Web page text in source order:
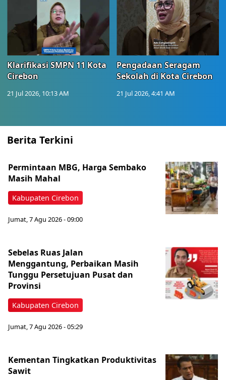
Klarifikasi SMPN 11 Kota
Cirebon
21 Jul 2026, 10:13 AM
Pengadaan Seragam
Sekolah di Kota Cirebon
21 Jul 2026, 4:41 AM
Berita Terkini
Kabupaten Cirebon
Permintaan MBG, Harga Sembako
Masih Mahal
Jumat, 7 Agu 2026 - 09:00
Kabupaten Cirebon
Sebelas Ruas Jalan
Menggantung, Perbaikan Masih
Tunggu Persetujuan Pusat dan
Provinsi
Jumat, 7 Agu 2026 - 05:29
Kementan Tingkatkan Produktivitas
Sawit